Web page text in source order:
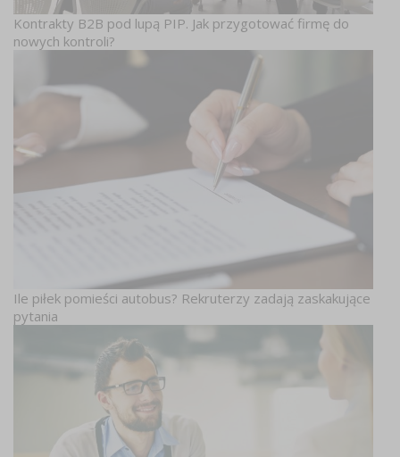
Kontrakty B2B pod lupą PIP. Jak przygotować firmę do
nowych kontroli?
Ile piłek pomieści autobus? Rekruterzy zadają zaskakujące
pytania